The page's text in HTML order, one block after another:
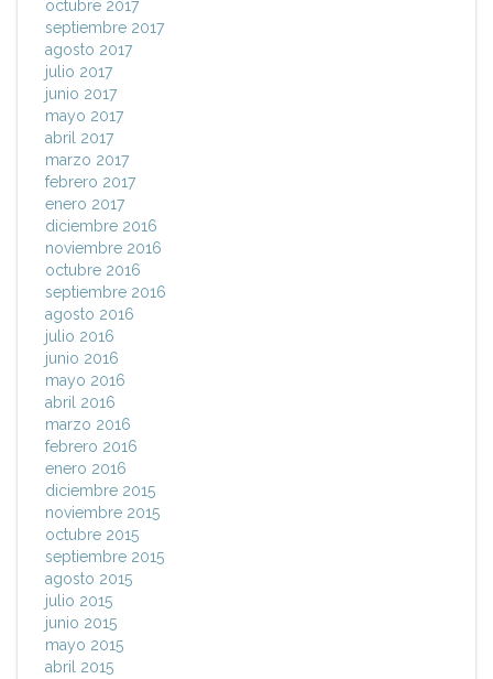
octubre 2017
septiembre 2017
agosto 2017
julio 2017
junio 2017
mayo 2017
abril 2017
marzo 2017
febrero 2017
enero 2017
diciembre 2016
noviembre 2016
octubre 2016
septiembre 2016
agosto 2016
julio 2016
junio 2016
mayo 2016
abril 2016
marzo 2016
febrero 2016
enero 2016
diciembre 2015
noviembre 2015
octubre 2015
septiembre 2015
agosto 2015
julio 2015
junio 2015
mayo 2015
abril 2015